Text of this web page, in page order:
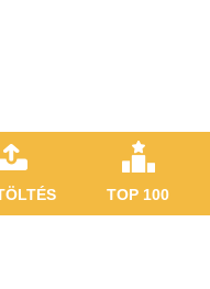
TOP 100